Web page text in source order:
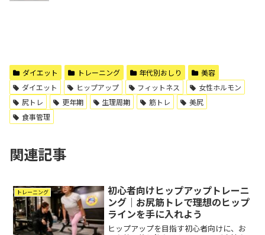
ダイエット トレーニング 年代別おしり
美容
ダイエット
ヒップアップ フィットネス
女性ホルモン
尻トレ
更年期 生理周期 筋トレ
美尻
食事管理
関連記事
トレーニング
初心者向けヒップアップトレーニ
ング｜お尻筋トレで理想のヒップ
ラインを手に入れよう
ヒップアップを目指す初心者向けに、お